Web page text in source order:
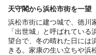
天守閣から浜松市街を一望
浜松市街に建つ城で、徳川
「出世城」と呼ばれてい
望台で、冬の晴れた日には
きる。家康の生い立ちや浜